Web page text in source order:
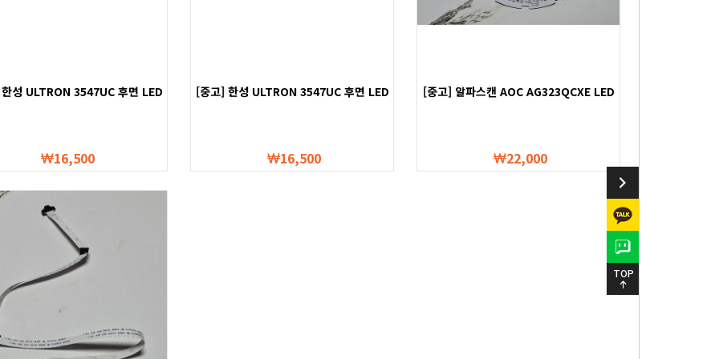
성 ULTRON 3547UC 후면 LED
16,500
[중고] 한성 ULTRON 3547UC 후면 LED
16,500
[중고] 알파스캔 AOC AG323QCXE LED
22,000
TOP